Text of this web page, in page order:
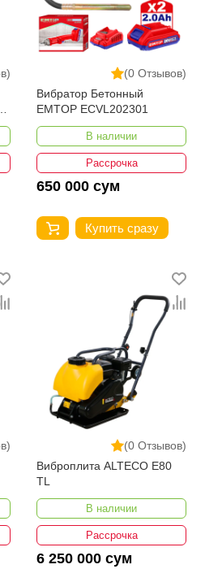
представлена
позиции из категории
(0 Отзывов)
Вибратор Бетонный
EMTOP ECVL202301
В наличии
Рассрочка
650 000 сум
Купить сразу
(0 Отзывов)
Виброплита ALTECO E80
TL
В наличии
Рассрочка
6 250 000 сум